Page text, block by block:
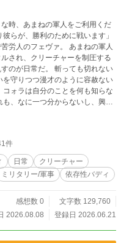
き！ ショゴス ：推しができ
な時、あまねの軍人をご利用くだ
らが、勝利のために戦います」
労人のフェヴァ。 あまねの軍人
され、クリーチャーを制圧する
のが日常だ。 斬っても切れない
守りつつ漫才のように容赦ない
、なに一つ分からないし、興味
がいてくれれば、それで良いと
件
日常
クリーチャー
ミリタリー/軍事 依存性バディ
感想数 0
文字数 129,760
2026.08.08
登録日 2026.06.21